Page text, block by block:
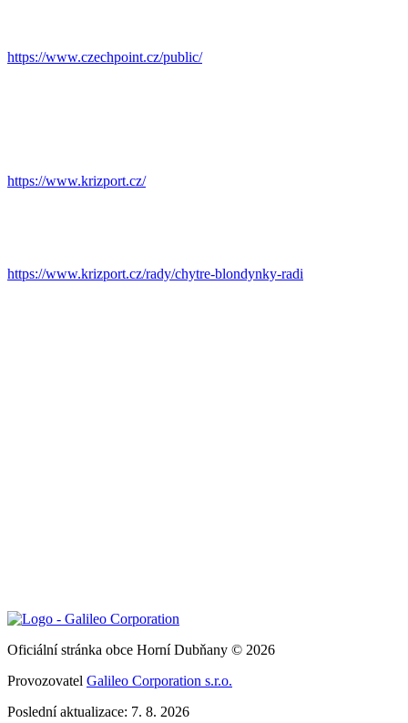
https://www.czechpoint.cz/public/
https://www.krizport.cz/
https://www.krizport.cz/rady/chytre-blondynky-radi
Oficiální stránka obce Horní Dubňany © 2026
Provozovatel Galileo Corporation s.r.o.
Poslední aktualizace: 7. 8. 2026